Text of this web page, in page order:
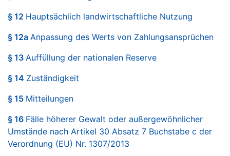
§ 12 Hauptsächlich landwirtschaftliche Nutzung
§ 12a Anpassung des Werts von Zahlungsansprüchen
§ 13 Auffüllung der nationalen Reserve
§ 14 Zuständigkeit
§ 15 Mitteilungen
§ 16 Fälle höherer Gewalt oder außergewöhnlicher
Umstände nach Artikel 30 Absatz 7 Buchstabe c der
Verordnung (EU) Nr. 1307/2013